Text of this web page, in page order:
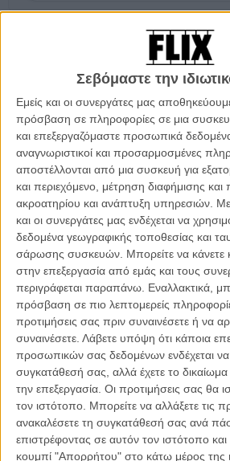
Σεβόμαστε την
Εμείς και οι συνεργάτες μας
πρόσβαση σε πληροφορίες σε μια
και επεξεργαζόμαστε προσωπικά
αναγνωριστικοί και προσαρμοσμένες
αποστέλλονται από μια συσκευή για
και περιεχόμενο, μέτρηση διαφήμισης και
ακροατηρίου και ανάπτυξη υπηρεσιών.
και οι συνεργάτες μας ενδέχεται να
δεδομένα γεωγραφικής τοποθεσίας και
σάρωσης συσκευών. Μπορείτε να κάνετε
στην επεξεργασία από εμάς και τους
περιγράφεται παραπάνω. Εναλλακτικά,
πρόσβαση σε πιο λεπτομερείς
προτιμήσεις σας πριν συναινέσετε ή να
συναινέσετε. Λάβετε υπόψη ότι κάποια
προσωπικών σας δεδομένων ενδέχεται να
συγκατάθεσή σας, αλλά έχετε το δικαίωμα
την επεξεργασία. Οι προτιμήσεις σας θα
τον ιστότοπο. Μπορείτε να αλλάξετε τις
ανακαλέσετε τη συγκατάθεσή σας ανά
επιστρέφοντας σε αυτόν τον ιστότοπο
κουμπί "Απορρήτου" στο κάτω μέρος της
Σύμφωνα με την πάντα ενδιαφέρουσα
, η πιο ακριβοπληρωμένη ηθοποιός
(το Forbes υπολογίζει την αμερικανική
λήγει μετά τα καλοκαιρινά blockbusters),
έσοδα (προ φόρων) 26 εκατομμύρια
Διαβάστε ακόμη:Εμα Στόουν - «Οι
μου με στηρίζουν»
Στη δεύτερη θέση της λίστας βρίσκεται η
εκ. δολ., ενώ η Τζένιφερ Λόρενς εκτοπίζεται